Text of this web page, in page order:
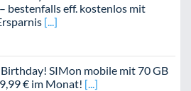
bestenfalls eff. kostenlos mit
SIMon mobile mit 70 GB
€ im Monat!